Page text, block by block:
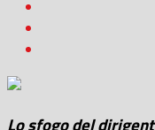
Lo sfogo del